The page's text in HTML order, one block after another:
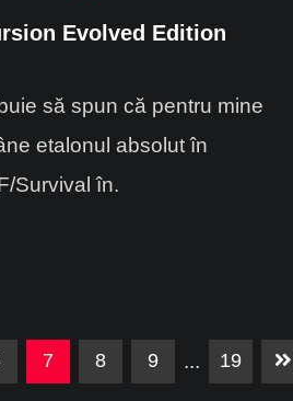
Evolved Edition
să spun că pentru mine
etalonul absolut în
Survival în.
7 8 9 ... 19